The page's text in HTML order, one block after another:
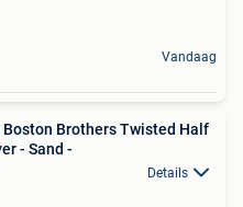
Vandaag
Boston Brothers Twisted Half
- Sand -
Details